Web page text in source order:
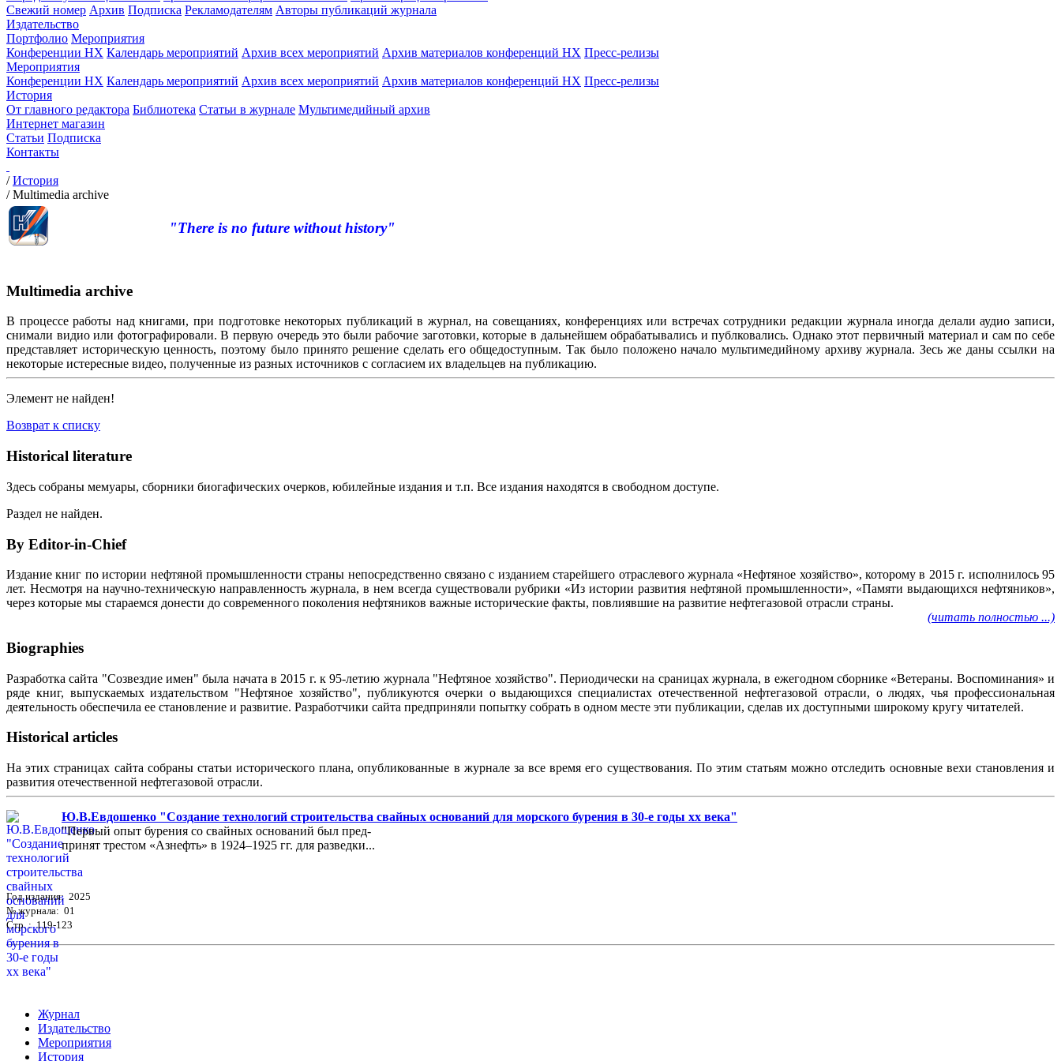
Свежий номер Архив Подписка Рекламодателям Авторы публикаций журнала
Издательство
Портфолио Мероприятия
Конференции НХ Календарь мероприятий Архив всех мероприятий Архив материалов конференций НХ Пресс-релизы
Мероприятия
Конференции НХ Календарь мероприятий Архив всех мероприятий Архив материалов конференций НХ Пресс-релизы
История
От главного редактора Библиотека Статьи в журнале Мультимедийный архив
Интернет магазин
Статьи Подписка
Контакты
/История
/Multimedia archive
"There is no future without history"
Multimedia archive
В процессе работы над книгами, при подготовке некоторых публикаций в журнал, на совещаниях, конференциях или встречах сотрудники редакции журнала иногда делали аудио записи,
снимали видио или фотографировали. В первую очередь это были рабочие заготовки, которые в дальнейшем обрабатывались и публковались. Однако этот первичный материал и сам по себе
представляет историческую ценность, поэтому было принято решение сделать его общедоступным. Так было положено начало мультимедийному архиву журнала. Зесь же даны ссылки на
некоторые истересные видео, полученные из разных источников с согласием их владельцев на публикацию.
Элемент не найден!
Возврат к списку
Historical literature
Здесь собраны мемуары, сборники биогафических очерков, юбилейные издания и т.п. Все издания находятся в свободном доступе.
Раздел не найден.
By Editor-in-Chief
Издание книг по истории нефтяной промышленности страны непосредственно связано с изданием старейшего отраслевого журнала «Нефтяное хозяйство», которому в 2015 г. исполнилось 95
лет. Несмотря на научно-техническую направленность журнала, в нем всегда существовали рубрики «Из истории развития нефтяной промышленности», «Памяти выдающихся нефтяников»,
через которые мы стараемся донести до современного поколения нефтяников важные исторические факты, повлиявшие на развитие нефтегазовой отрасли страны.
(читать полностью ...)
Biographies
Разработка сайта "Созвездие имен" была начата в 2015 г. к 95-летию журнала "Нефтяное хозяйство". Периодически на сраницах журнала, в ежегодном сборнике «Ветераны. Воспоминания» и
ряде книг, выпускаемых издательством "Нефтяное хозяйство", публикуются очерки о выдающихся специалистах отечественной нефтегазовой отрасли, о людях, чья профессиональная
деятельность обеспечила ее становление и развитие. Разработчики сайта предприняли попытку собрать в одном месте эти публикации, сделав их доступными широкому кругу читателей.
Historical articles
На этих страницах сайта собраны статьи исторического плана, опубликованные в журнале за все время его существования. По этим статьям можно отследить основные вехи становления и
развития отечественной нефтегазовой отрасли.
Ю.В.Евдошенко "Создание технологий строительства свайных оснований для морского бурения в 30-е годы хх века"
"Первый опыт бурения со свайных оснований был пред-
принят трестом «Азнефть» в 1924–1925 гг. для разведки...
Год издания: 2025
№ журнала: 01
Стр. : 119-123
Журнал
Издательство
Мероприятия
История